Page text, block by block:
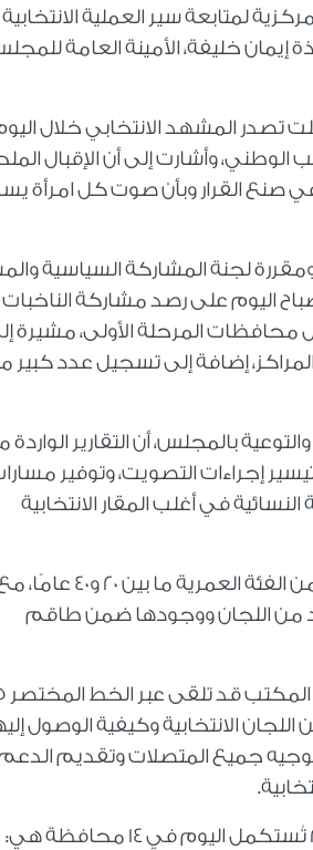
لمتابعة سير العملية
2025، وذلك برئاسة الأستاذة إيمان خليفة، الأمينة العامة
تصدر المشهد الانتخابي خلال
وأشارت إلى أن الإقبال
صنع القرار وبأن صوت كل امرأة
لجنة المشاركة السياسية
اليوم على رصد مشاركة الناخبات
محافظات المرحلة الأولى، مشيرة
إضافة إلى تسجيل عدد كبير
بالمجلس، أن التقارير الواردة
إجراءات التصويت، وتوفير
في أغلب المقار الانتخابية
وأضافت أن الساعات الأولى من اليوم الثاني شهدت مشاركة لافتة من الفئة العمرية ما بين 20
عدد من اللجان ووجودها ضمن طاقم
فيما
الانتخابية وكيفية الوصول
توجيه جميع المتصلات وتقديم
وتجدر الإشارة إلى أن المرحلة الأولى من انتخابات مجلس النواب 2025 تُستكمل اليوم في 14 محافظة هي: